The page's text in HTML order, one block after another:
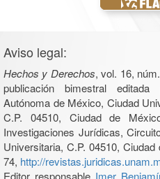
Aviso legal:
Hechos y Derechos, vol. 16,
publicación bimestral
Autónoma de México, Ciudad
C.P. 04510, Ciudad de
Investigaciones Jurídicas,
Universitaria, C.P. 04510,
74, http://